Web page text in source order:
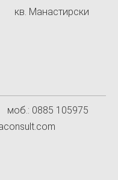
Манастирски
0885 105975